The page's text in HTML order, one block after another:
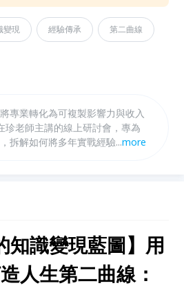
變現 經驗傳承 第二曲線
專業轉化為可複製影響力與收入
拆解如何將多年實戰經驗「產品
意義感與財務自由的退休與準退
...more
知識變現藍圖】用
人生第二曲線：